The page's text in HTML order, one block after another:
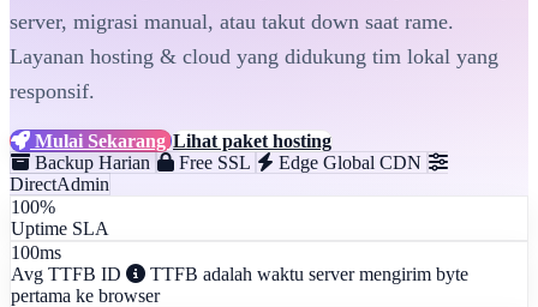
server, migrasi manual, atau takut down saat rame.
Layanan hosting & cloud yang didukung tim lokal yang
responsif.
Mulai SekarangLihat paket hosting
Backup Harian
Free SSL
Edge Global CDN
DirectAdmin
100%
Uptime SLA
100ms
Avg TTFB ID
TTFB adalah waktu server mengirim byte
pertama ke browser